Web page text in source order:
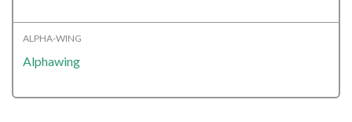
ALPHA-WING
Alphawing